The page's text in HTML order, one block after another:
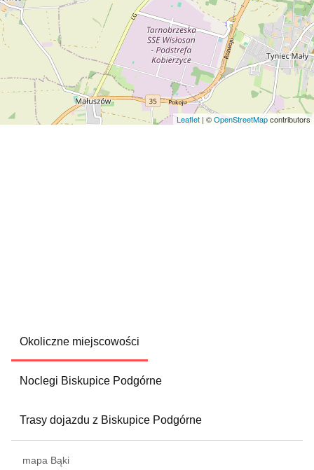
Leaflet | ©OpenStreetMapcontributors
Okoliczne miejscowości
Noclegi Biskupice Podgórne
Trasy dojazdu z Biskupice Podgórne
mapa Bąki